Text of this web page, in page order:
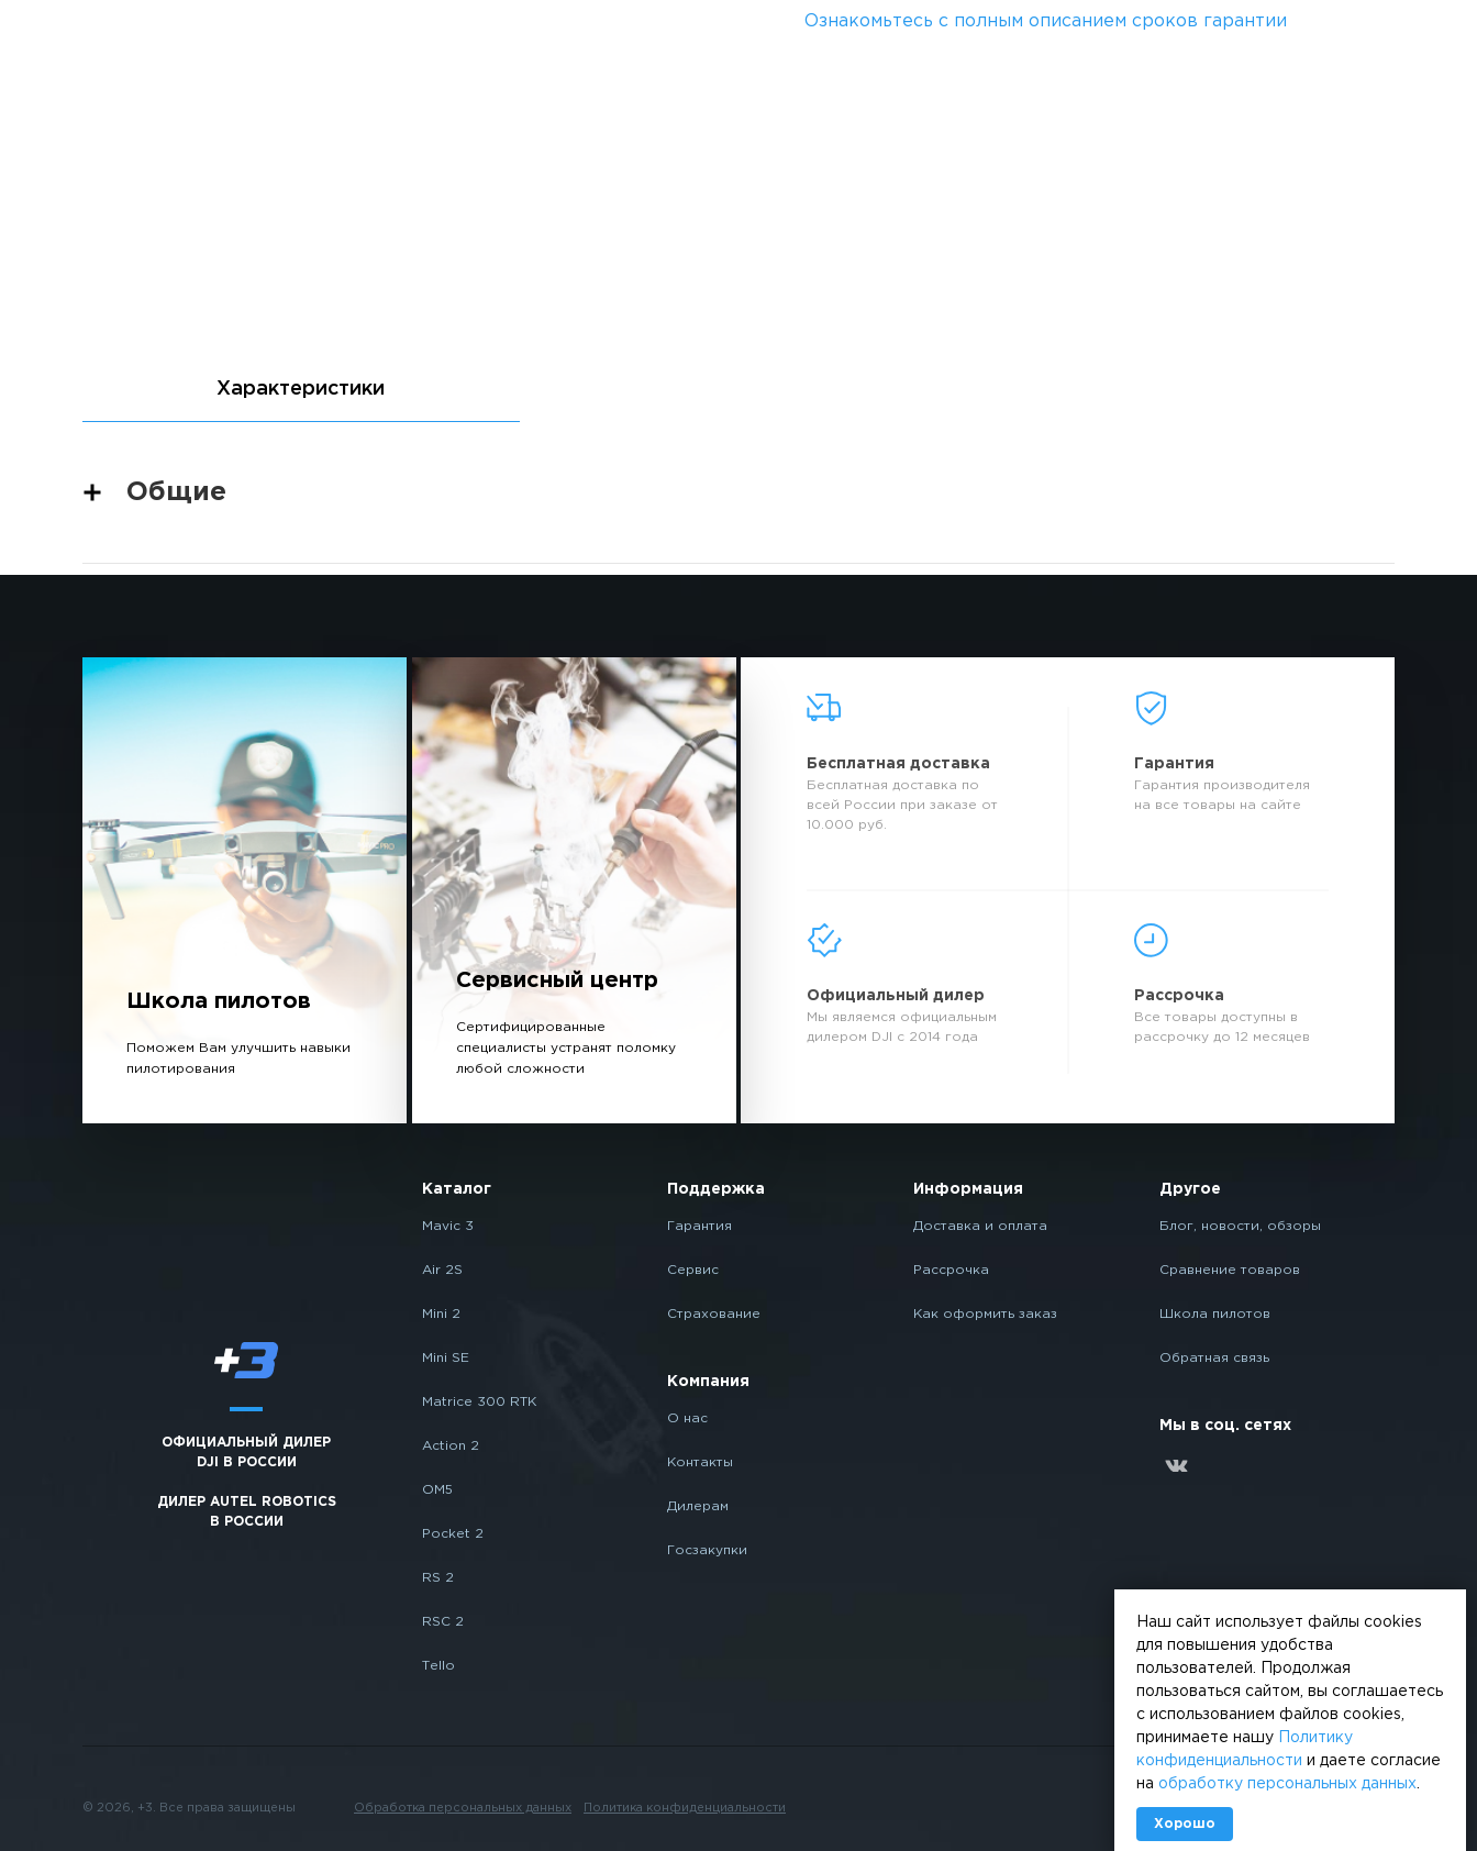
Ознакомьтесь с полным описанием сроков гарантии
Характеристики
Общие
Школа пилотов
Поможем Вам улучшить навыки
пилотирования
Сервисный центр
Сертифицированные
специалисты устранят поломку
любой сложности
Бесплатная доставка
Бесплатная доставка по
всей России при заказе от
10.000 руб.
Гарантия
Гарантия производителя
на все товары на сайте
Официальный дилер
Мы являемся официальным
дилером DJI с 2014 года
Рассрочка
Все товары доступны в
рассрочку до 12 месяцев
ОФИЦИАЛЬНЫЙ ДИЛЕР
DJI В РОССИИ
ДИЛЕР AUTEL ROBOTICS
В РОССИИ
Каталог
Mavic 3
Air 2S
Mini 2
Mini SE
Matrice 300 RTK
Action 2
OM5
Pocket 2
RS 2
RSC 2
Tello
Поддержка
Гарантия
Сервис
Страхование
Компания
О нас
Контакты
Дилерам
Госзакупки
Информация
Доставка и оплата
Рассрочка
Как оформить заказ
Другое
Блог, новости, обзоры
Сравнение товаров
Школа пилотов
Обратная связь
Мы в соц. сетях
© 2026, +3. Все права защищены Обработка персональных данных Политика конфиденциальности
Наш сайт использует файлы cookies
для повышения удобства
пользователей. Продолжая
пользоваться сайтом, вы соглашаетесь
с использованием файлов cookies,
принимаете нашу
Политику
конфиденциальности
и даете согласие
на обработку персональных данных
Хорошо